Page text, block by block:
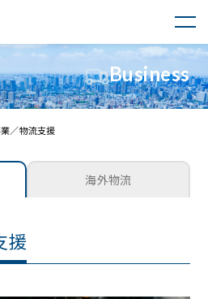
Business
／物流支援
海外物流
援